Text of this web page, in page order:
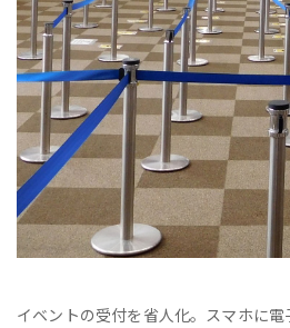
イベントの受付を省人化。スマホに